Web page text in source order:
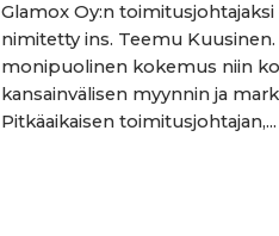
Glamox Oy:n toimitusjohtajaksi
nimitetty ins. Teemu
monipuolinen kokemus niin
kansainvälisen myynnin ja
Pitkäaikaisen toimitusjohtajan,...